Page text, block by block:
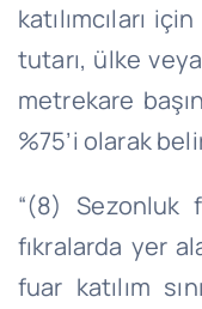
katılımcıları
tutarı, ülke veya
metrekare
%75’i olarak
“(8) Sezonluk
fıkralarda yer
fuar katılım